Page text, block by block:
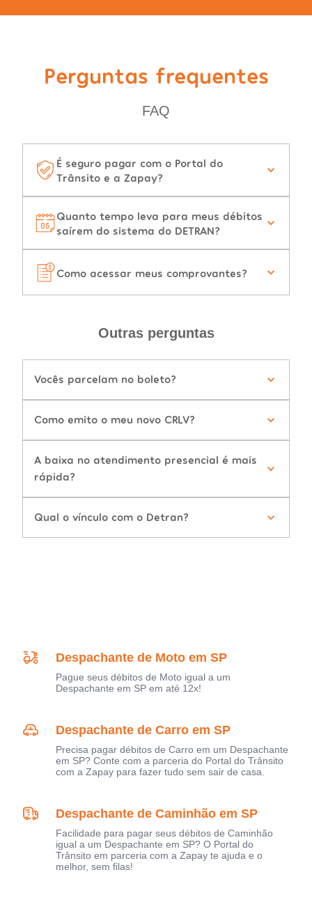
Perguntas frequentes
FAQ
É seguro pagar com o Portal do
Trânsito e a Zapay?
Quanto tempo leva para meus débitos
saírem do sistema do DETRAN?
Como acessar meus comprovantes?
Outras perguntas
Vocês parcelam no boleto?
Como emito o meu novo CRLV?
A baixa no atendimento presencial é mais
rápida?
Qual o vínculo com o Detran?
Despachante de Moto em SP
Pague seus débitos de Moto igual a um
Despachante em SP em até 12x!
Despachante de Carro em SP
Precisa pagar débitos de Carro em um Despachante
em SP? Conte com a parceria do Portal do Trânsito
com a Zapay para fazer tudo sem sair de casa.
Despachante de Caminhão em SP
Facilidade para pagar seus débitos de Caminhão
igual a um Despachante em SP? O Portal do
Trânsito em parceria com a Zapay te ajuda e o
melhor, sem filas!